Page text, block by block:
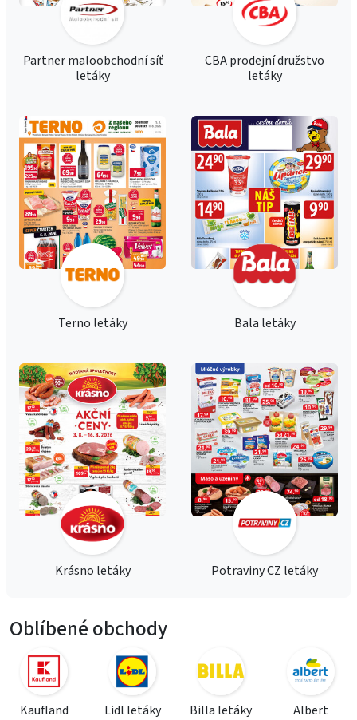
Partner maloobchodní síť
letáky
CBA prodejní družstvo
letáky
Terno letáky Bala letáky
Krásno letáky Potraviny CZ letáky
Oblíbené obchody
Kaufland
Lidl letáky Billa letáky
Albert